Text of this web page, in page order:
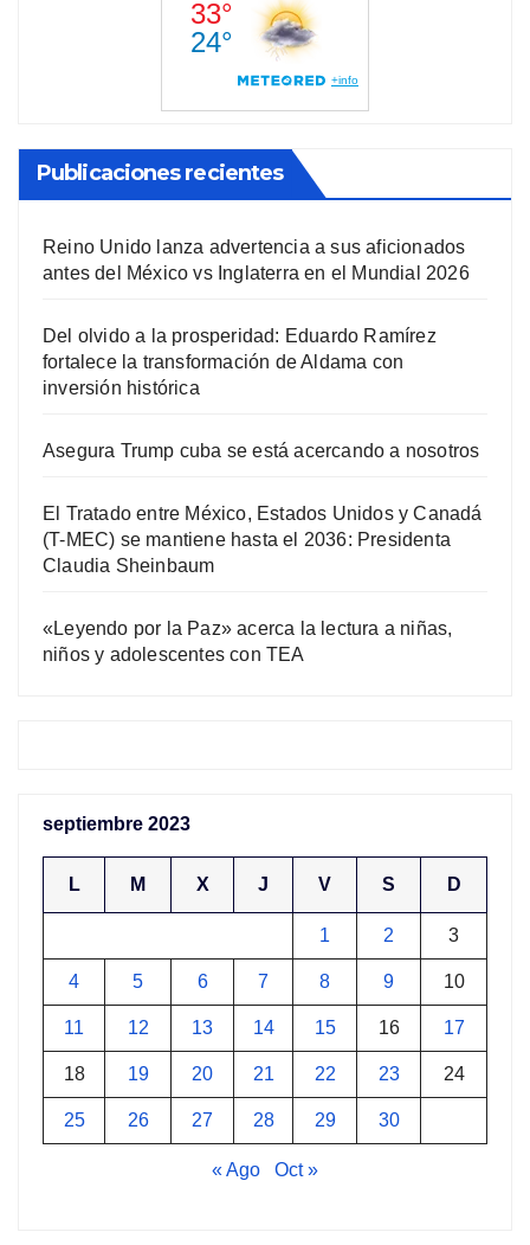
Publicaciones recientes
Reino Unido lanza advertencia a sus aficionados
antes del México vs Inglaterra en el Mundial 2026
Del olvido a la prosperidad: Eduardo Ramírez
fortalece la transformación de Aldama con
inversión histórica
Asegura Trump cuba se está acercando a nosotros
El Tratado entre México, Estados Unidos y Canadá
(T-MEC) se mantiene hasta el 2036: Presidenta
Claudia Sheinbaum
«Leyendo por la Paz» acerca la lectura a niñas,
niños y adolescentes con TEA
septiembre 2023
L M X J V S D
1 2 3
4 5 6 7 8 9 10
11 12 13 14 15 16 17
18 19 20 21 22 23 24
25 26 27 28 29 30
« Ago Oct »